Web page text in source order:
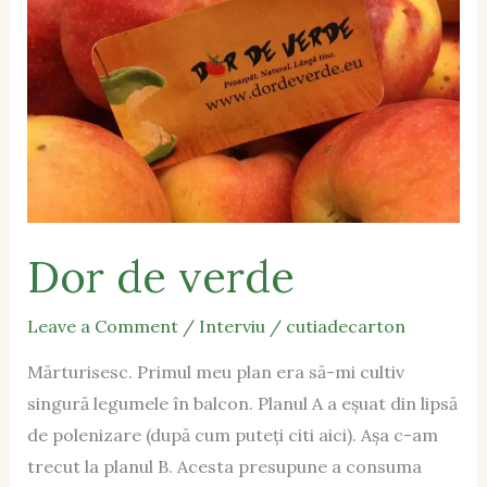
Dor de verde
Leave a Comment / Interviu/ cutiadecarton
Mărturisesc. Primul meu plan era să-mi cultiv
singură legumele în balcon. Planul A a eșuat din lipsă
de polenizare (după cum puteți citi aici). Așa c-am
trecut la planul B. Acesta presupune a consuma